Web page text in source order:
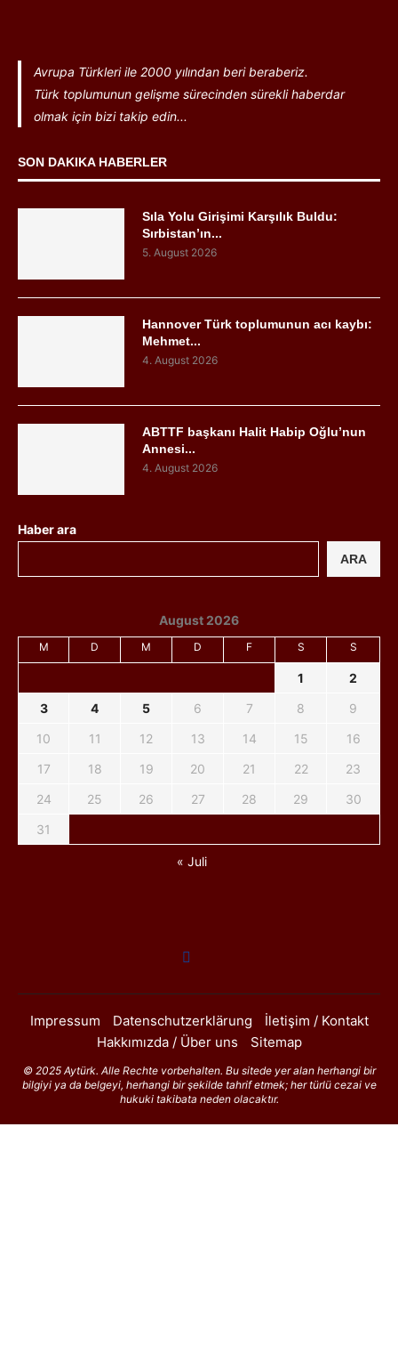
Avrupa Türkleri ile 2000 yılından beri beraberiz.
Türk toplumunun gelişme sürecinden sürekli haberdar
olmak için bizi takip edin...
SON DAKIKA HABERLER
Sıla Yolu Girişimi Karşılık Buldu:
Sırbistan’ın...
5. August 2026
Hannover Türk toplumunun acı kaybı:
Mehmet...
4. August 2026
ABTTF başkanı Halit Habip Oğlu’nun
Annesi...
4. August 2026
Haber ara
ARA
August 2026
M D M D F S S
1
2
3
4 5 6 7 8
9
10
11 12 13 14 15
16
17
18 19 20 21 22
23
24
25 26 27 28 29
30
31
« Juli
Impressum Datenschutzerklärung
İletişim / Kontakt
Hakkımızda / Über uns
Sitemap
© 2025 Aytürk. Alle Rechte vorbehalten. Bu sitede yer alan herhangi bir
bilgiyi ya da belgeyi, herhangi bir şekilde tahrif etmek; her türlü cezai ve
hukuki takibata neden olacaktır.